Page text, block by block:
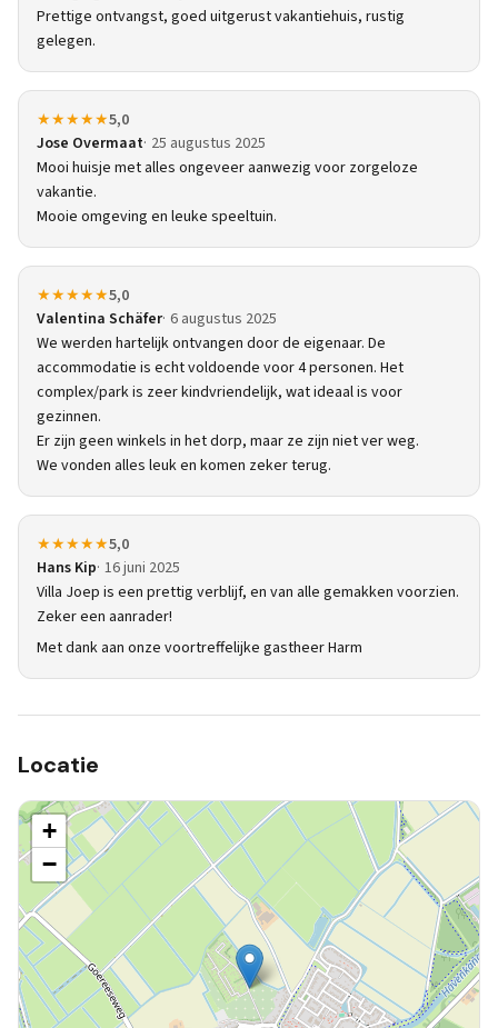
Prettige ontvangst, goed uitgerust vakantiehuis, rustig
gelegen.
★★★★★5,0
Jose Overmaat 25 augustus 2025
Mooi huisje met alles ongeveer aanwezig voor zorgeloze
vakantie.
Mooie omgeving en leuke speeltuin.
★★★★★5,0
Valentina Schäfer 6 augustus 2025
We werden hartelijk ontvangen door de eigenaar. De
accommodatie is echt voldoende voor 4 personen. Het
complex/park is zeer kindvriendelijk, wat ideaal is voor
gezinnen.
Er zijn geen winkels in het dorp, maar ze zijn niet ver weg.
We vonden alles leuk en komen zeker terug.
★★★★★5,0
Hans Kip 16 juni 2025
Villa Joep is een prettig verblijf, en van alle gemakken voorzien.
Zeker een aanrader!
Met dank aan onze voortreffelijke gastheer Harm
Locatie
+
−